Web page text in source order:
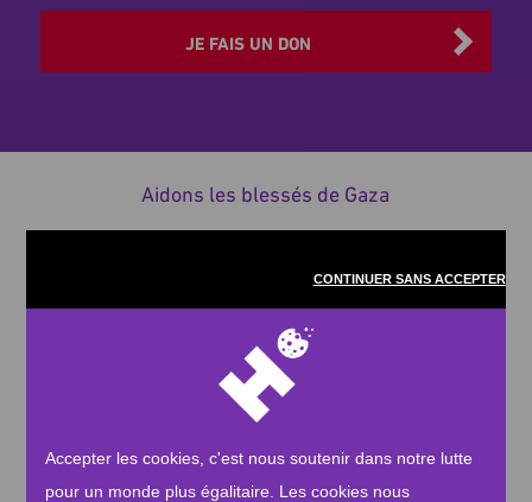
CONTINUER SANS ACCEPTER
Accepter les cookies, c'est nous soutenir dans notre lutte
pour un monde plus égalitaire. Les cookies nous
perte de mobilité
l’indépendance
meilleure qualité de vie
L'engagement d'Human Appeal
votre
JE FAIS UN DON
Aidons les blessés de Gaza
Play
Play
Seek Current
time
00:31